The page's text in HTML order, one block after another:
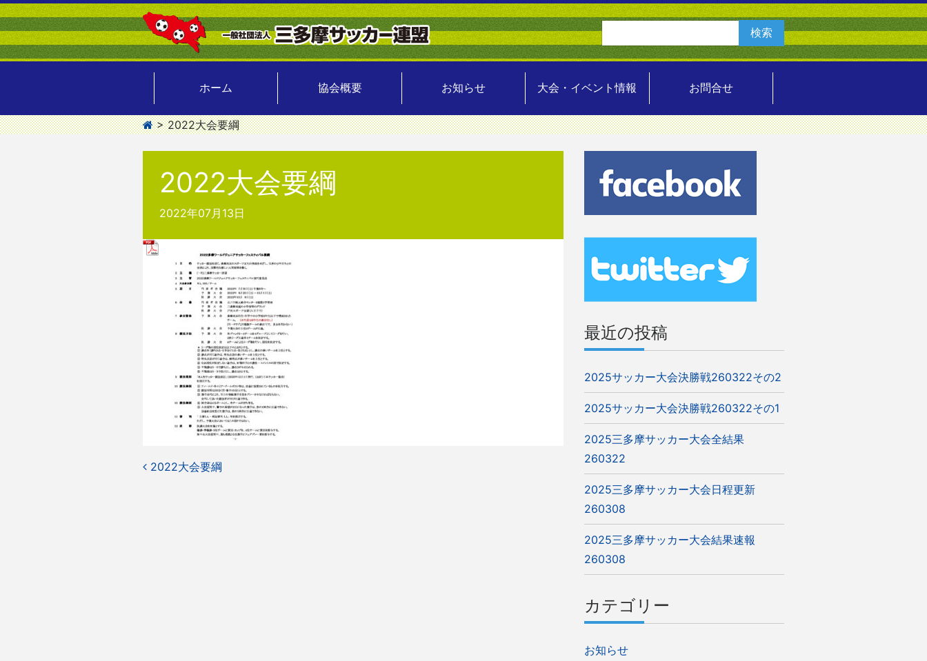
ホーム 協会概要 お知らせ 大会・イベント情報 お問合せ
>2022大会要綱
2022大会要綱
2022年07月13日
投
2022大会要綱
最近の投稿
2025サッカー大会決勝戦260322その2
2025サッカー大会決勝戦260322その1
2025三多摩サッカー大会全結果
260322
2025三多摩サッカー大会日程更新
260308
2025三多摩サッカー大会結果速報
260308
カテゴリー
お知らせ